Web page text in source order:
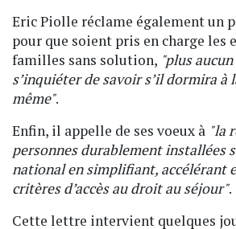
Eric Piolle réclame également un
pour que soient pris en charge les
familles sans solution, "plus
s’inquiéter de savoir s’il dormira à
même".
Enfin, il appelle de ses voeux à "la
personnes durablement installées
national en simplifiant, accélérant
critères d’accès au droit au séjour".
Cette lettre intervient quelques